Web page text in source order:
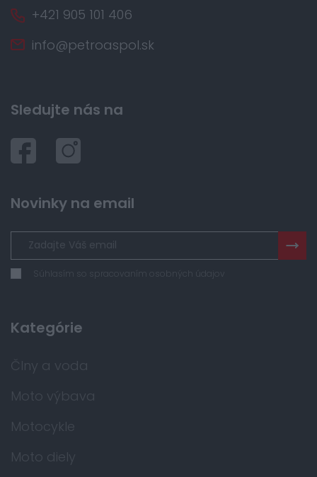
+421 905 101 406
info@petroaspol.sk
Sledujte nás na
Novinky na email
Súhlasím so spracovaním osobných údajov
Kategórie
Člny a voda
Moto výbava
Motocykle
Moto diely